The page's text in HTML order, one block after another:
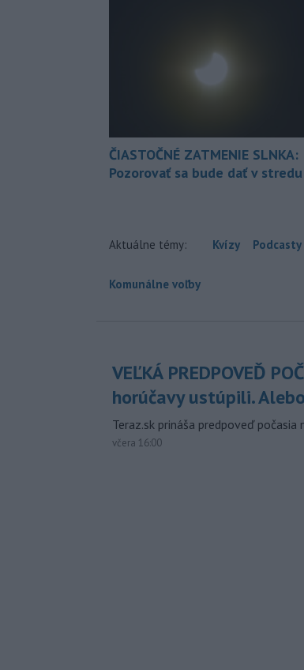
ČIASTOČNÉ ZATMENIE SLNKA:
Pozorovať sa bude dať v stredu
Aktuálne témy: Kvízy Podcasty
Komunálne voľby
VEĽKÁ PREDPOVEĎ
horúčavy ustúpili.
Teraz.sk prináša predpoveď počasia
včera 16:00